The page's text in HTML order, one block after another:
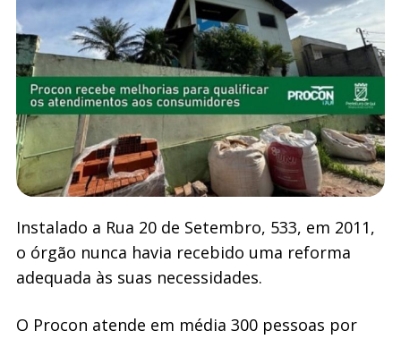
Instalado a Rua 20 de Setembro, 533, em 2011,
o órgão nunca havia recebido uma reforma
adequada às suas necessidades.
O Procon atende em média 300 pessoas por